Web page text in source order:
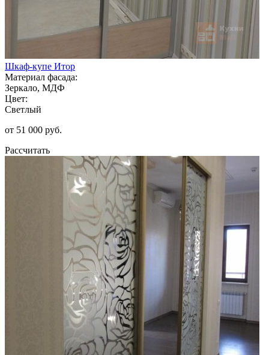
Шкаф-купе Итор
Материал фасада:
Зеркало, МДФ
Цвет:
Светлый
от 51 000 руб.
Рассчитать